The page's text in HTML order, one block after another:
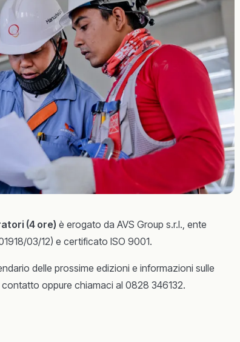
(4 ore) è erogato da AVS Group s.r.l., ente
03/12) e certificato ISO 9001.
delle prossime edizioni e informazioni sulle
oppure chiamaci al 0828 346132.